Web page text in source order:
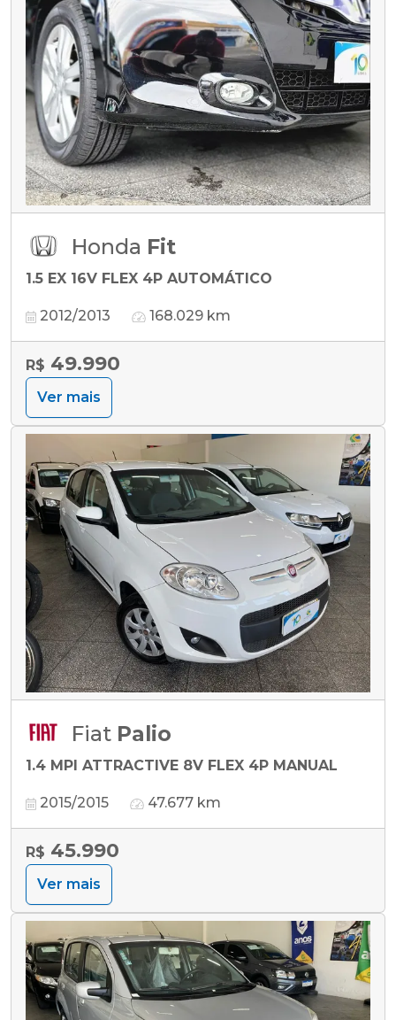
Honda Fit
1.5 EX 16V FLEX 4P AUTOMÁTICO
2012/2013 168.029 km
R$ 49.990
Ver mais
Fiat Palio
1.4 MPI ATTRACTIVE 8V FLEX 4P MANUAL
2015/2015 47.677 km
R$ 45.990
Ver mais